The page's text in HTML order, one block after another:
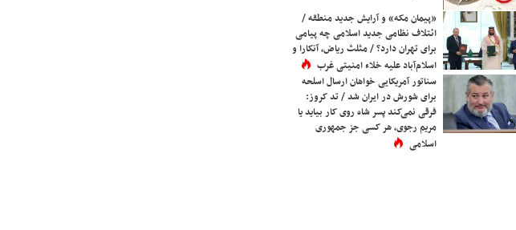
«پیمان مکه» و آرایش جدید منطقه /
ائتلاف نظامی جدید اسلامی چه پیامی
برای تهران دارد؟ / مثلث ریاض، آنکارا و
اسلام‌آباد علیه خلاء امنیتی غرب
سناتور آمریکایی خواهان ارسال اسلحه
برای شورش در ایران شد / تد کروز:
فرقی نمی‌کند پسر شاه روی کار بیاید یا
مریم رجوی، هر کسی جز جمهوری
اسلامی